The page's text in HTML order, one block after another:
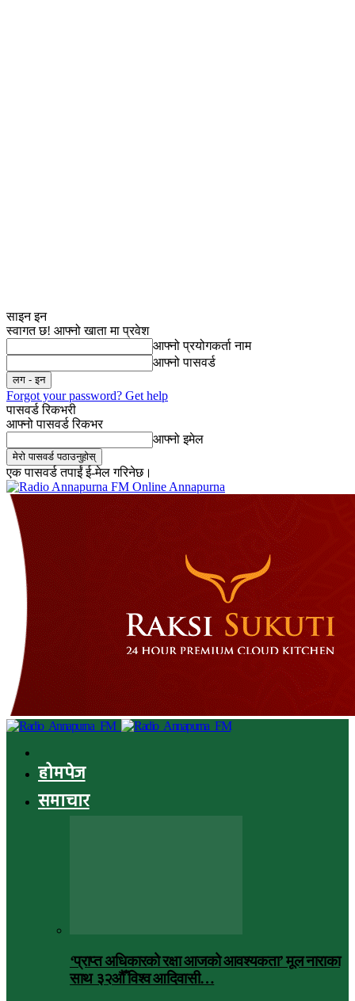
साइन इन
स्वागत छ! आफ्नो खाता मा प्रवेश
आफ्नो प्रयोगकर्ता नाम
आफ्नो पासवर्ड
Forgot your password? Get help
पासवर्ड रिकभरी
आफ्नो पासवर्ड रिकभर
आफ्नो इमेल
एक पासवर्ड तपाईं ई-मेल गरिनेछ।
Online Annapurna
होमपेज
समाचार
‘प्राप्त अधिकारको रक्षा आजको आवश्यकता’ मूल नाराका
साथ ३२औँ विश्व आदिवासी…